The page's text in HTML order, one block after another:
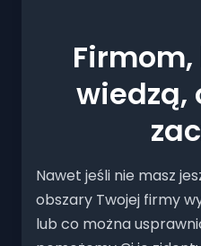
wiedzą,
Nawet jeśli nie masz
obszary Twojej firmy
lub co można